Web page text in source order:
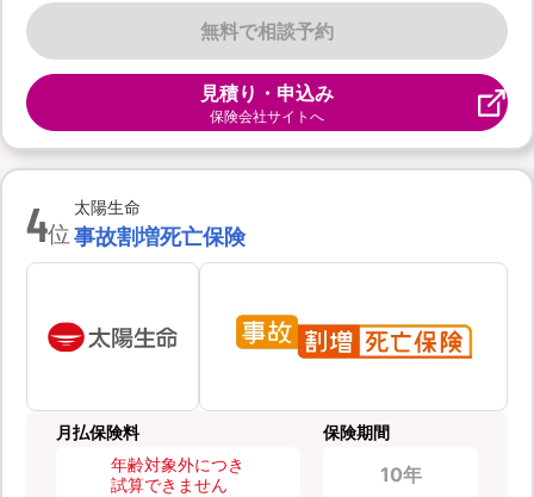
無料で相談予約
見積り・申込み
保険会社サイトへ
4位
太陽生命
事故割増死亡保険
月払保険料
年齢対象外につき
試算できません
保険期間
10年